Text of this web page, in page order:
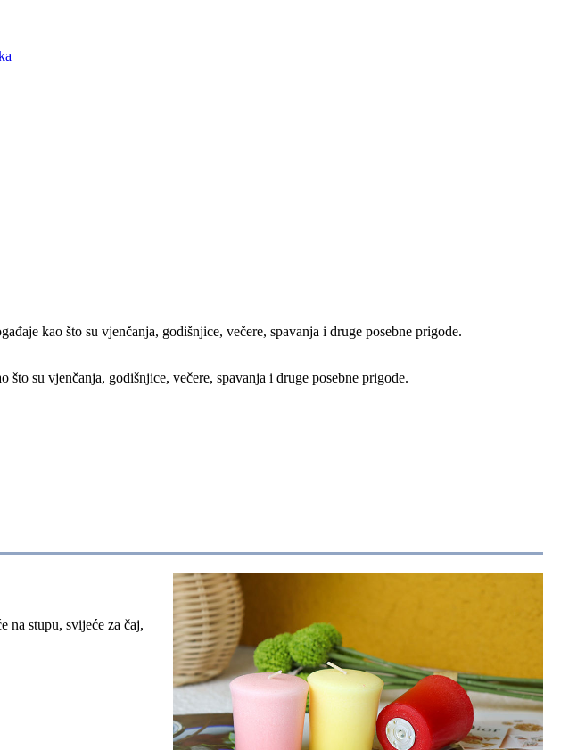
kao što su vjenčanja, godišnjice, večere, spavanja i druge posebne prigode.
što su vjenčanja, godišnjice, večere, spavanja i druge posebne prigode.
na stupu, svijeće za čaj,